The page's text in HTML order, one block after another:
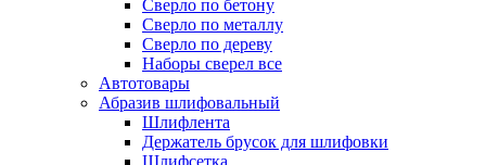
Сверло по бетону
Сверло по металлу
Сверло по дереву
Наборы сверел все
Автотовары
Абразив шлифовальный
Шлифлента
Держатель брусок для шлифовки
Шлифсетка